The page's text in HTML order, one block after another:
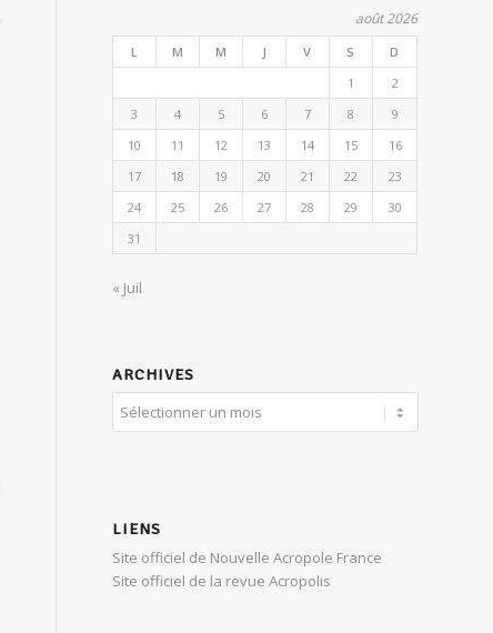
août 2026
L M M J V S
D
1
2
3
4 5 6 7 8
9
10
11 12 13 14 15
16
17
18 19 20 21 22
23
24
25 26 27 28 29
30
31
« Juil
ARCHIVES
LIENS
Site officiel de Nouvelle Acropole France
Site officiel de la revue Acropolis